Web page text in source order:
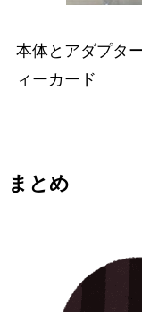
本体とアダプタ
ィーカード
まとめ